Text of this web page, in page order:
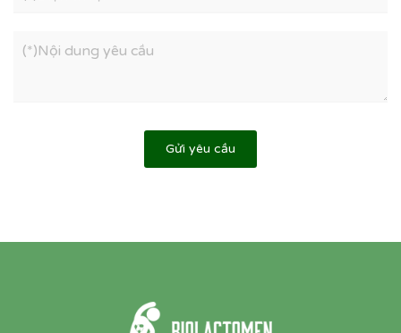
Gửi yêu cầu